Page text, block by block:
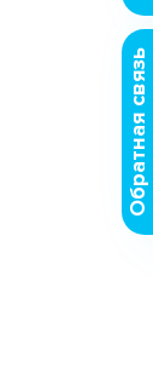
Обратная связь